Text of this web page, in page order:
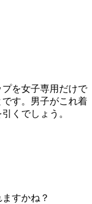
を女子専用だけで
す。男子がこれ着
くでしょう。
すかね？